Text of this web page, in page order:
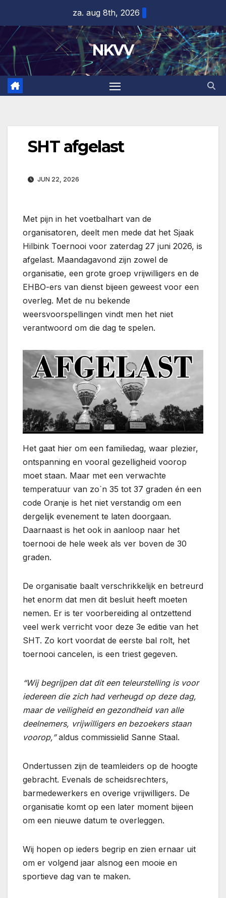
inhoud
za. aug 8th, 2026
NKVV
SHT afgelast
JUN 22, 2026
Met pijn in het voetbalhart van de
organisatoren, deelt men mede dat het Sjaak
Hilbink Toernooi voor zaterdag 27 juni 2026, is
afgelast. Maandagavond zijn zowel de
organisatie, een grote groep vrijwilligers en de
EHBO-ers van dienst bijeen geweest voor een
overleg. Met de nu bekende
weersvoorspellingen vindt men het niet
verantwoord om die dag te spelen.
Het gaat hier om een familiedag, waar plezier,
ontspanning en vooral gezelligheid voorop
moet staan. Maar met een verwachte
temperatuur van zo`n 35 tot 37 graden én een
code Oranje is het niet verstandig om een
dergelijk evenement te laten doorgaan.
Daarnaast is het ook in aanloop naar het
toernooi de hele week als ver boven de 30
graden.
De organisatie baalt verschrikkelijk en betreurd
het enorm dat men dit besluit heeft moeten
nemen. Er is ter voorbereiding al ontzettend
veel werk verricht voor deze 3e editie van het
SHT. Zo kort voordat de eerste bal rolt, het
toernooi cancelen, is een triest gegeven.
“Wij begrijpen dat dit een teleurstelling is voor
iedereen die zich had verheugd op deze dag,
maar de veiligheid en gezondheid van alle
deelnemers, vrijwilligers en bezoekers staan
voorop,”aldus commissielid Sanne Staal.
Ondertussen zijn de teamleiders op de hoogte
gebracht. Evenals de scheidsrechters,
barmedewerkers en overige vrijwilligers. De
organisatie komt op een later moment bijeen
om een nieuwe datum te overleggen.
Wij hopen op ieders begrip en zien ernaar uit
om er volgend jaar alsnog een mooie en
sportieve dag van te maken.